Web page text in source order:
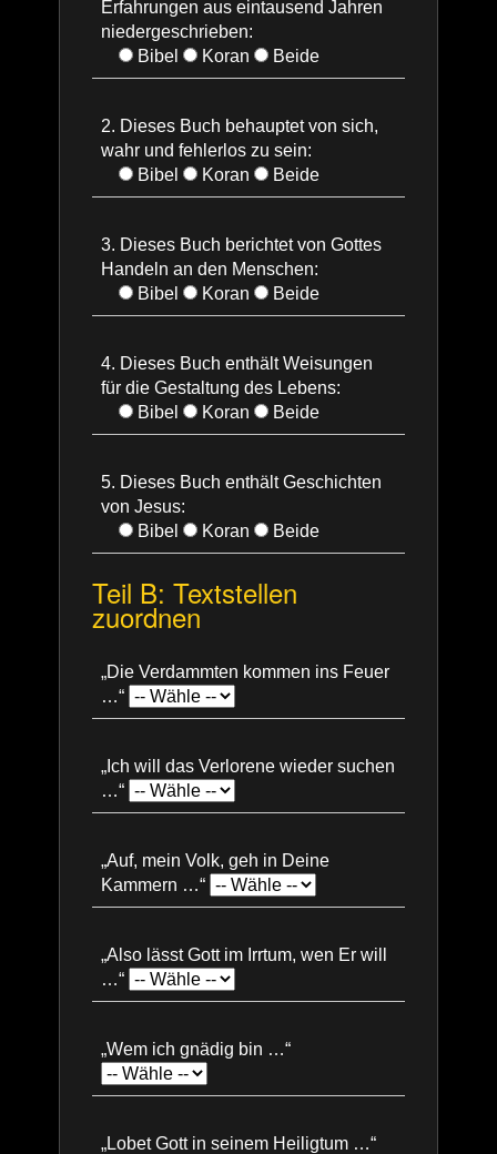
Erfahrungen aus eintausend Jahren
niedergeschrieben:
Bibel
Koran Beide
2. Dieses Buch behauptet von sich,
wahr und fehlerlos zu sein:
Bibel
Koran Beide
3. Dieses Buch berichtet von Gottes
Handeln an den Menschen:
Bibel
Koran Beide
4. Dieses Buch enthält Weisungen
für die Gestaltung des Lebens:
Bibel
Koran Beide
5. Dieses Buch enthält Geschichten
von Jesus:
Bibel
Koran Beide
Teil B: Textstellen
zuordnen
„Die Verdammten kommen ins Feuer
…“
„Ich will das Verlorene wieder suchen
…“
„Auf, mein Volk, geh in Deine
Kammern …“
„Also lässt Gott im Irrtum, wen Er will
…“
„Wem ich gnädig bin …“
„Lobet Gott in seinem Heiligtum …“